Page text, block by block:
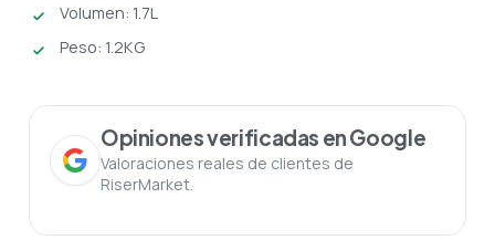
Volumen: 1.7L
Peso: 1.2KG
Opiniones verificadas en Google
Valoraciones reales de clientes de
RiserMarket.